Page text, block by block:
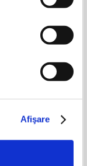
Afişare
-20%
Oz
-60%